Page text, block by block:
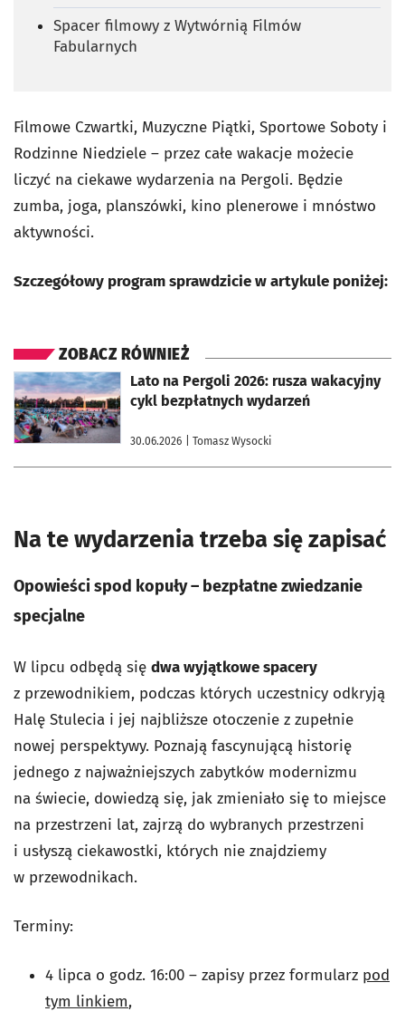
Spacer filmowy z Wytwórnią Filmów
Fabularnych
Filmowe Czwartki, Muzyczne Piątki, Sportowe Soboty i
Rodzinne Niedziele – przez całe wakacje możecie
liczyć na ciekawe wydarzenia na Pergoli. Będzie
zumba, joga, planszówki, kino plenerowe i mnóstwo
aktywności.
Szczegółowy program sprawdzicie w artykule poniżej:
ZOBACZ RÓWNIEŻ
Lato na Pergoli 2026: rusza wakacyjny
cykl bezpłatnych wydarzeń
30.06.2026 | Tomasz Wysocki
otworzy się w nowej karcie
Na te wydarzenia trzeba się zapisać
Opowieści spod kopuły – bezpłatne zwiedzanie
specjalne
W lipcu odbędą się dwa wyjątkowe spacery
z przewodnikiem, podczas których uczestnicy odkryją
Halę Stulecia i jej najbliższe otoczenie z zupełnie
nowej perspektywy. Poznają fascynującą historię
jednego z najważniejszych zabytków modernizmu
na świecie, dowiedzą się, jak zmieniało się to miejsce
na przestrzeni lat, zajrzą do wybranych przestrzeni
i usłyszą ciekawostki, których nie znajdziemy
w przewodnikach.
Terminy:
4 lipca o godz. 16:00 – zapisy przez formularz pod
tym linkiem,